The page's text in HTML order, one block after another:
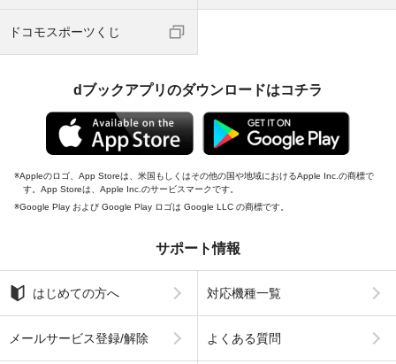
ドコモスポーツくじ
dブックアプリのダウンロードはコチラ
Appleのロゴ、App Storeは、米国もしくはその他の国や地域におけるApple Inc.の商標で
す。App Storeは、Apple Inc.のサービスマークです。
Google Play および Google Play ロゴは Google LLC の商標です。
サポート情報
はじめての方へ 対応機種一覧
メールサービス登録/解除 よくある質問